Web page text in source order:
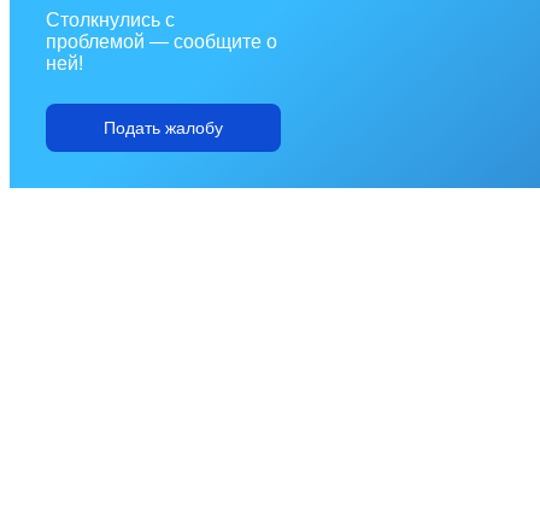
Столкнулись с
проблемой — сообщите о
ней!
Подать жалобу